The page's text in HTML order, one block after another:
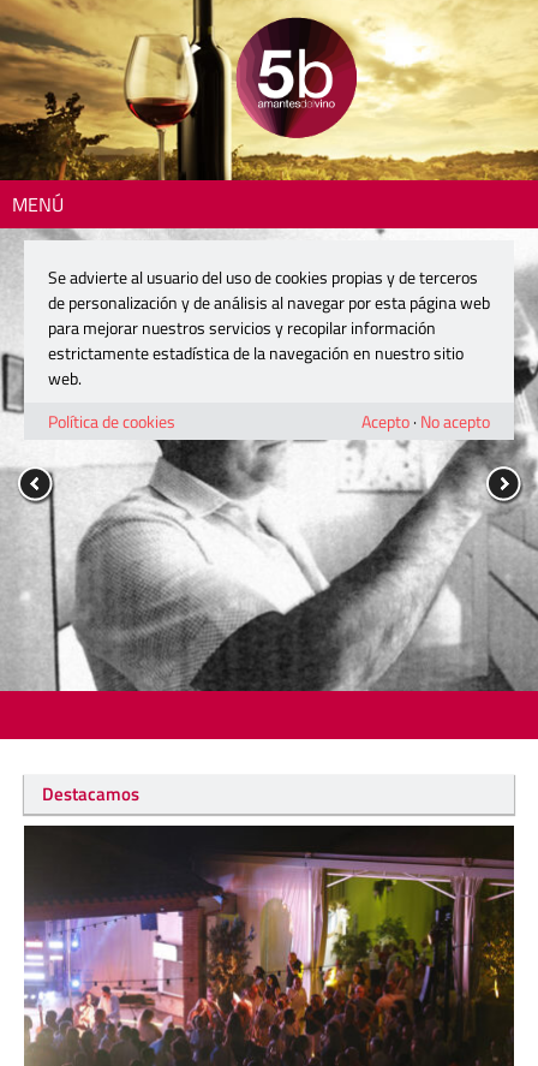
MENÚ
Destacamos
Se advierte al usuario del uso de cookies propias y de terceros
de personalización y de análisis al navegar por esta página web
para mejorar nuestros servicios y recopilar información
estrictamente estadística de la navegación en nuestro sitio
web.
Política de cookies
Acepto· No acepto